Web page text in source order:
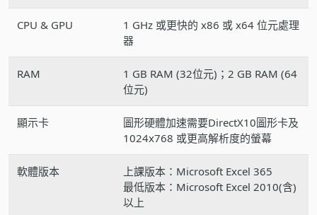
CPU & GPU
1 GHz 或更快的 x86 或 x64 位元處理
器
RAM
1 GB RAM (32位元)；2 GB RAM (64
位元)
顯示卡
圖形硬體加速需要DirectX10圖形卡及
1024x768 或更高解析度的螢幕
軟體版本
上課版本：Microsoft Excel 365
最低版本：Microsoft Excel 2010(含)
以上